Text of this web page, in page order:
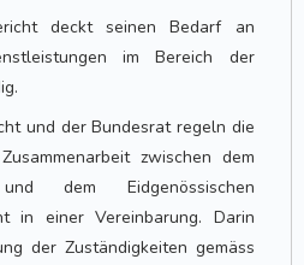
deckt seinen Bedarf an
im Bereich der
und der Bundesrat regeln die
zwischen dem
dem Eidgenössischen
in einer Vereinbarung. Darin
der Zuständigkeiten gemäss